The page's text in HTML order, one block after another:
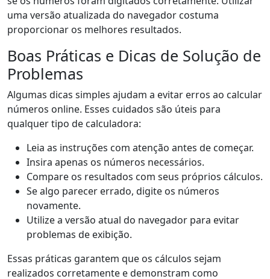
uma versão atualizada do navegador costuma
proporcionar os melhores resultados.
Boas Práticas e Dicas de Solução de
Problemas
Algumas dicas simples ajudam a evitar erros ao calcular
números online. Esses cuidados são úteis para
qualquer tipo de calculadora:
Leia as instruções com atenção antes de começar.
Insira apenas os números necessários.
Compare os resultados com seus próprios cálculos.
Se algo parecer errado, digite os números
novamente.
Utilize a versão atual do navegador para evitar
problemas de exibição.
Essas práticas garantem que os cálculos sejam
realizados corretamente e demonstram como